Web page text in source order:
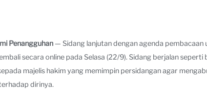
Penangguhan — Sidang lanjutan dengan agenda pembacaan
secara online pada Selasa (22/9). Sidang berjalan seperti
majelis hakim yang memimpin persidangan agar
dirinya.